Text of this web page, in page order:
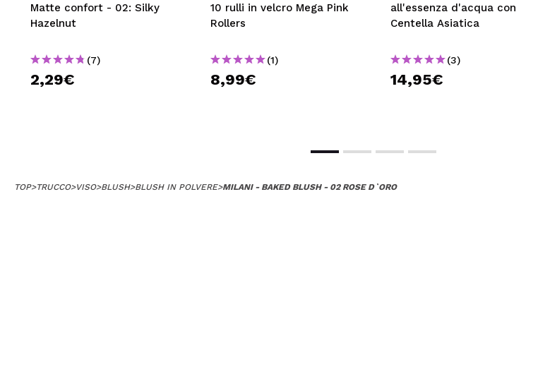
Matte confort - 02: Silky
Hazelnut
(7)
2,29€
10 rulli in velcro Mega Pink
Rollers
(1)
8,99€
all'essenza d'acqua con
Centella Asiatica
(3)
14,95€
TOP>TRUCCO>VISO>BLUSH>BLUSH IN POLVERE>MILANI - BAKED BLUSH - 02 ROSE D`ORO